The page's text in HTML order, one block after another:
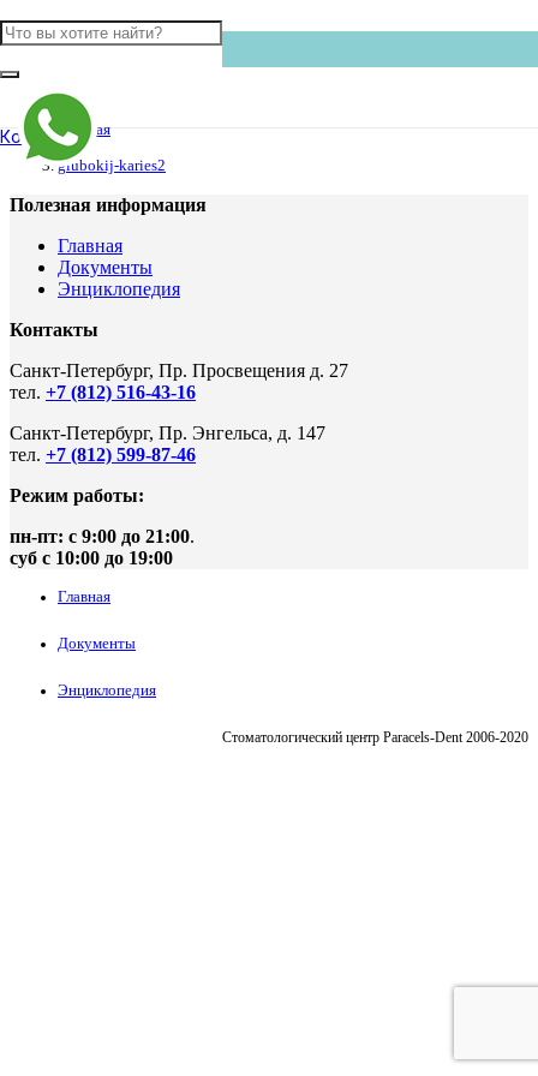
КонтактыГлавная
glubokij-karies2
Полезная информация
Главная
Документы
Энциклопедия
Контакты
Санкт-Петербург, Пр. Просвещения д. 27
тел. +7 (812) 516-43-16
Санкт-Петербург, Пр. Энгельса, д. 147
тел. +7 (812) 599-87-46
Режим работы:
пн-пт: с 9:00 до 21:00.
суб с 10:00 до 19:00
Главная
Документы
Энциклопедия
Стоматологический центр Paracels-Dent 2006-2020